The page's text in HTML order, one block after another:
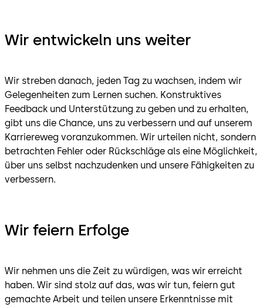
Wir entwickeln uns weiter
Wir streben danach, jeden Tag zu wachsen, indem wir
Gelegenheiten zum Lernen suchen. Konstruktives
Feedback und Unterstützung zu geben und zu erhalten,
gibt uns die Chance, uns zu verbessern und auf unserem
Karriereweg voranzukommen. Wir urteilen nicht, sondern
betrachten Fehler oder Rückschläge als eine Möglichkeit,
über uns selbst nachzudenken und unsere Fähigkeiten zu
verbessern.
Wir feiern Erfolge
Wir nehmen uns die Zeit zu würdigen, was wir erreicht
haben. Wir sind stolz auf das, was wir tun, feiern gut
gemachte Arbeit und teilen unsere Erkenntnisse mit